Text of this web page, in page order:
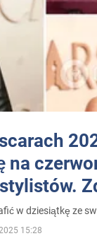
na
w dziesiątkę ze
15:28